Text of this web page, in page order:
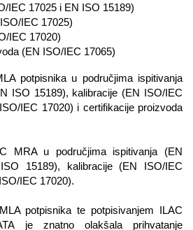
IEC 17025 i EN ISO 15189)
IEC 17025)
IEC 17020)
(EN ISO/IEC 17065)
potpisnika u područjima ispitivanja
ISO 15189), kalibracije (EN ISO/IEC
IEC 17020) i certifikacije proizvoda
MRA u područjima ispitivanja (EN
15189), kalibracije (EN ISO/IEC
IEC 17020).
potpisnika te potpisivanjem ILAC
je znatno olakšala prihvatanje